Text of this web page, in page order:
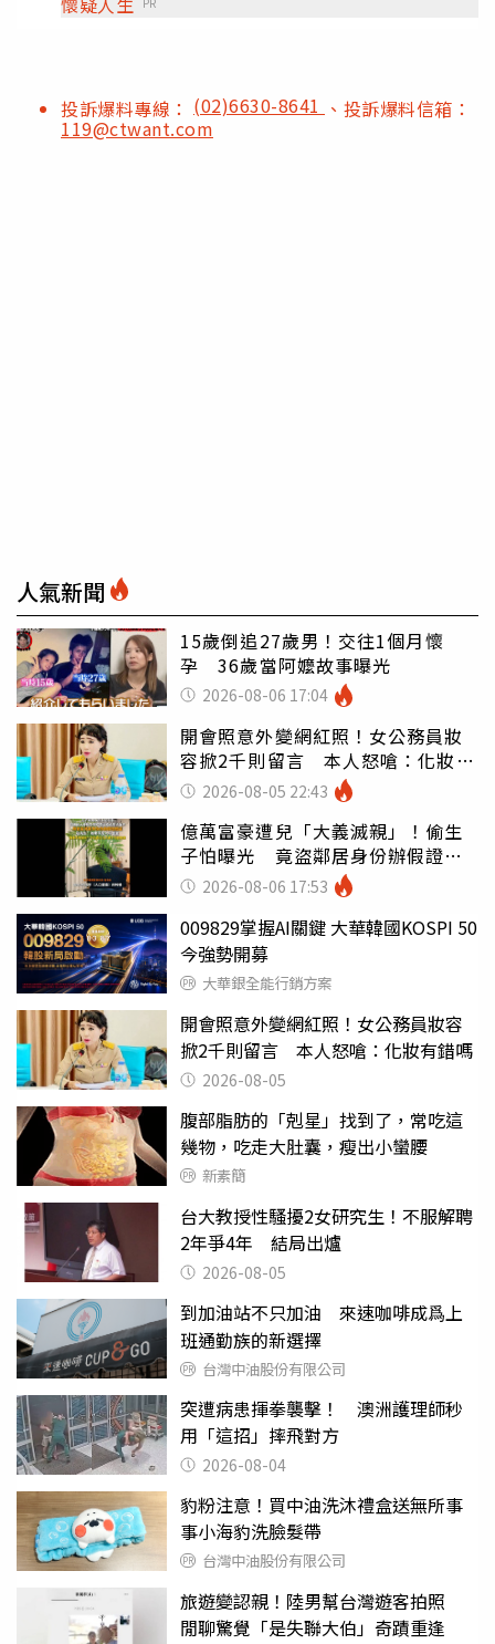
投訴爆料專線： (02)6630-8641 、投訴爆料信箱：
119@ctwant.com
人氣新聞
15歲倒追27歲男！交往1個月懷
孕 36歲當阿嬤故事曝光
2026-08-06 17:04
開會照意外變網紅照！女公務員妝
容掀2千則留言 本人怒嗆：化妝有
錯嗎2026-08-05 22:43
億萬富豪遭兒「大義滅親」！偷生
子怕曝光 竟盜鄰居身份辦假證落
戶 2026-08-06 17:53
009829掌握AI關鍵 大華韓國KOSPI 50
今強勢開募
大華銀全能行銷方案
開會照意外變網紅照！女公務員妝容
掀2千則留言 本人怒嗆：化妝有錯嗎
2026-08-05
腹部脂肪的「剋星」找到了，常吃這
幾物，吃走大肚囊，瘦出小蠻腰
新素簡
台大教授性騷擾2女研究生！不服解聘
2年爭4年 結局出爐
2026-08-05
到加油站不只加油 來速咖啡成爲上
班通勤族的新選擇
台灣中油股份有限公司
突遭病患揮拳襲擊！ 澳洲護理師秒
用「這招」摔飛對方
2026-08-04
豹粉注意！買中油洗沐禮盒送無所事
事小海豹洗臉髮帶
台灣中油股份有限公司
旅遊變認親！陸男幫台灣遊客拍照
閒聊驚覺「是失聯大伯」奇蹟重逢